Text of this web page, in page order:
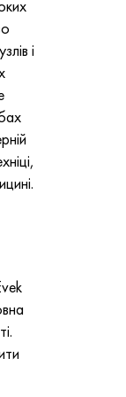
і